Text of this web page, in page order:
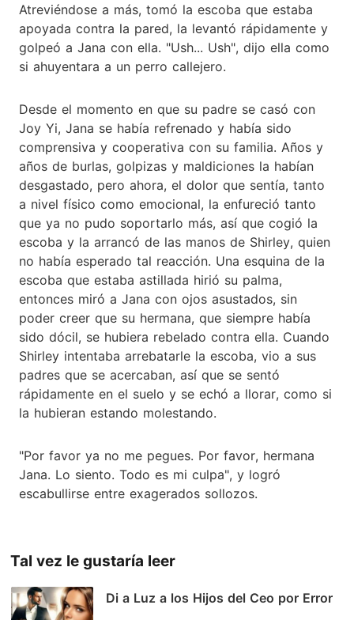
Atreviéndose a más, tomó la escoba que estaba
apoyada contra la pared, la levantó rápidamente y
golpeó a Jana con ella. "Ush... Ush", dijo ella como
si ahuyentara a un perro callejero.
Desde el momento en que su padre se casó con
Joy Yi, Jana se había refrenado y había sido
comprensiva y cooperativa con su familia. Años y
años de burlas, golpizas y maldiciones la habían
desgastado, pero ahora, el dolor que sentía, tanto
a nivel físico como emocional, la enfureció tanto
que ya no pudo soportarlo más, así que cogió la
escoba y la arrancó de las manos de Shirley, quien
no había esperado tal reacción. Una esquina de la
escoba que estaba astillada hirió su palma,
entonces miró a Jana con ojos asustados, sin
poder creer que su hermana, que siempre había
sido dócil, se hubiera rebelado contra ella. Cuando
Shirley intentaba arrebatarle la escoba, vio a sus
padres que se acercaban, así que se sentó
rápidamente en el suelo y se echó a llorar, como si
la hubieran estando molestando.
"Por favor ya no me pegues. Por favor, hermana
Jana. Lo siento. Todo es mi culpa", y logró
escabullirse entre exagerados sollozos.
Tal vez le gustaría leer
Di a Luz a los Hijos del Ceo por Error